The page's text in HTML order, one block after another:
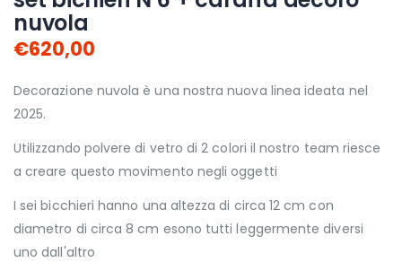
nuvola
€620,00
Decorazione nuvola è una nostra nuova linea ideata nel
2025.
Utilizzando polvere di vetro di 2 colori il nostro team riesce
a creare questo movimento negli oggetti
I sei bicchieri hanno una altezza di circa 12 cm con
diametro di circa 8 cm esono tutti leggermente diversi
uno dall'altro